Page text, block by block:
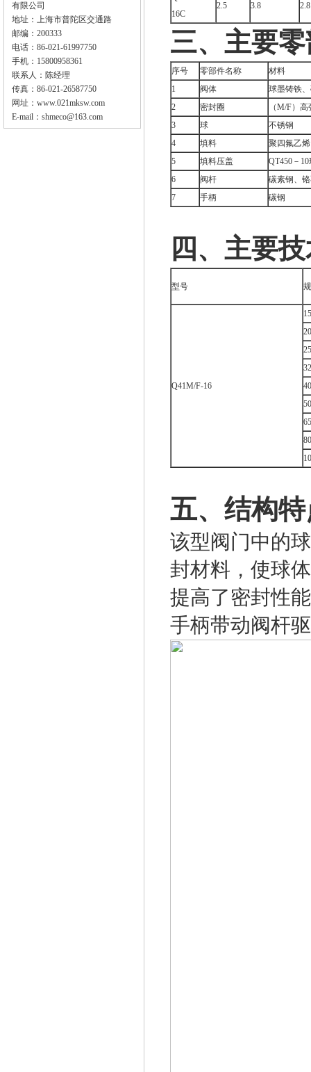
有限公司
地址：上海市普陀区交通路
邮编：200333
电话：86-021-61997750
手机：15800958361
联系人：陈经理
传真：86-021-26587750
网址： www.021mksw.com
E-mail： shmeco@163.com
16C
2.5 3.8 2.8
三、主要
序号 零部件名称
材料
1
阀体
球墨铸铁
2
密封圈
（M/F）
3
球
不锈钢
4
填料
聚四氟乙烯
5
填料压盖
QT450－
6
阀杆
碳素钢、
7
手柄 碳钢
四、主要
型号
Q41M/F-16
15
20
25
32
40
50
65
80
五、结构
该型阀门中的
封材料，使球
提高了密封性
手柄带动阀杆